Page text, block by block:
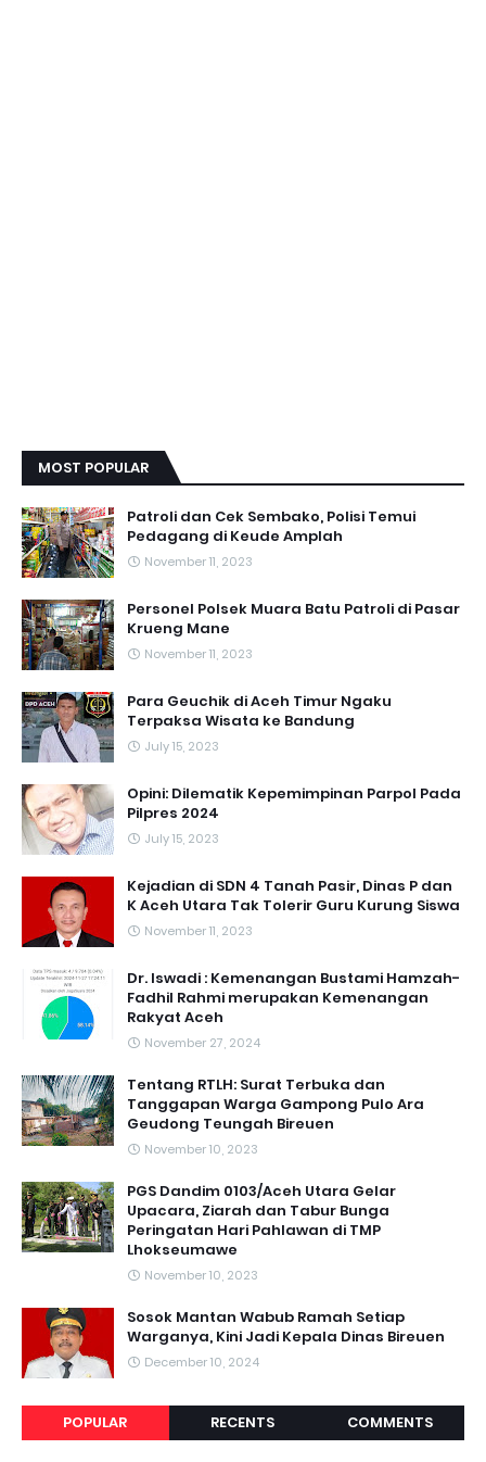
MOST POPULAR
Patroli dan Cek Sembako, Polisi Temui
Pedagang di Keude Amplah
November 11, 2023
Personel Polsek Muara Batu Patroli di Pasar
Krueng Mane
November 11, 2023
Para Geuchik di Aceh Timur Ngaku
Terpaksa Wisata ke Bandung
July 15, 2023
Opini: Dilematik Kepemimpinan Parpol Pada
Pilpres 2024
July 15, 2023
Kejadian di SDN 4 Tanah Pasir, Dinas P dan
K Aceh Utara Tak Tolerir Guru Kurung Siswa
November 11, 2023
Dr. Iswadi : Kemenangan Bustami Hamzah-
Fadhil Rahmi merupakan Kemenangan
Rakyat Aceh
November 27, 2024
Tentang RTLH: Surat Terbuka dan
Tanggapan Warga Gampong Pulo Ara
Geudong Teungah Bireuen
November 10, 2023
PGS Dandim 0103/Aceh Utara Gelar
Upacara, Ziarah dan Tabur Bunga
Peringatan Hari Pahlawan di TMP
Lhokseumawe
November 10, 2023
Sosok Mantan Wabub Ramah Setiap
Warganya, Kini Jadi Kepala Dinas Bireuen
December 10, 2024
POPULAR RECENTS COMMENTS